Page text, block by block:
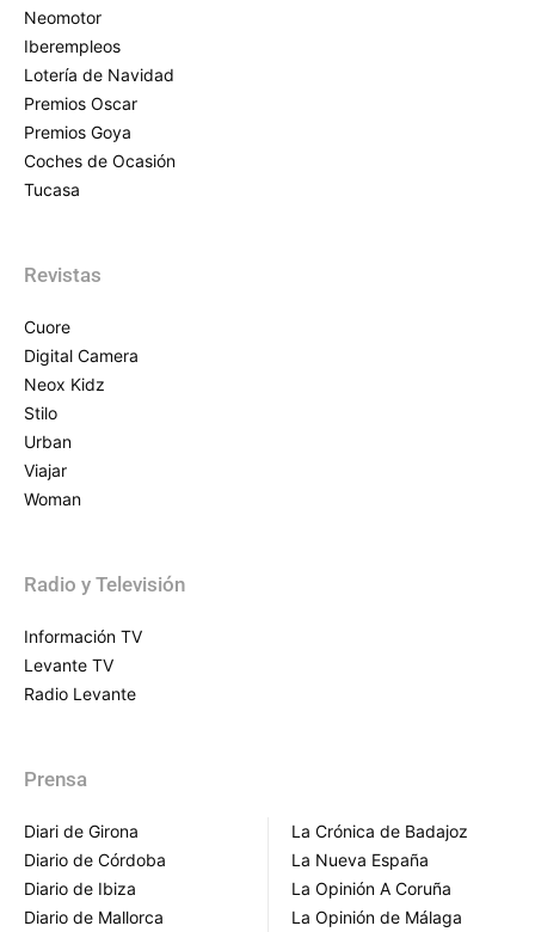
Neomotor
Iberempleos
Lotería de Navidad
Premios Oscar
Premios Goya
Coches de Ocasión
Tucasa
Revistas
Cuore
Digital Camera
Neox Kidz
Stilo
Urban
Viajar
Woman
Radio y Televisión
Información TV
Levante TV
Radio Levante
Prensa
Diari de Girona
Diario de Córdoba
Diario de Ibiza
Diario de Mallorca
La Crónica de Badajoz
La Nueva España
La Opinión A Coruña
La Opinión de Málaga